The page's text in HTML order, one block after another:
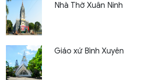
Nhà Thờ Xuân Ninh
Giáo xứ Bình Xuyên